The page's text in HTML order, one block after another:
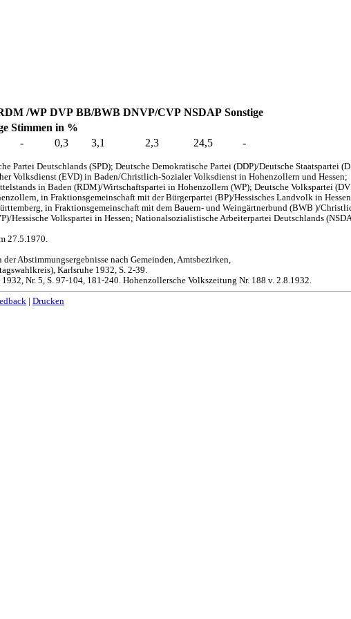
/WP DVP BB/BWB DNVP/CVP NSDAP Sonstige
Stimmen in %
- 0,3 3,1 2,3 24,5 -
Partei Deutschlands (SPD); Deutsche Demokratische Partei (DDP)/Deutsche Staatspartei
Volksdienst (EVD) in Baden/Christlich-Sozialer Volksdienst in Hohenzollern und Hessen;
in Baden (RDM)/Wirtschaftspartei in Hohenzollern (WP); Deutsche Volkspartei
in Fraktionsgemeinschaft mit der Bürgerpartei (BP)/Hessisches Landvolk in
in Fraktionsgemeinschaft mit dem Bauern- und Weingärtnerbund (BWB )/
Hessische Volkspartei in Hessen; Nationalsozialistische Arbeiterpartei Deutschlands
27.5.1970.
Abstimmungsergebnisse nach Gemeinden, Amtsbezirken,
Karlsruhe 1932, S. 2-39.
Nr. 5, S. 97-104, 181-240. Hohenzollersche Volkszeitung Nr. 188 v. 2.8.1932.
Drucken